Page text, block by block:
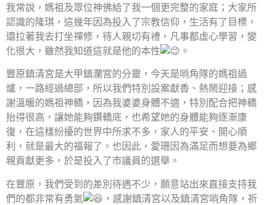
我常說，媽祖及眾位神佛給了我一個更完整的家庭；大家所
認識的隆琪，這幾年因為投入了宗教信仰，生活有了目標，
還拉著我去打坐禪修，待人親切有禮，凡事都虛心學習，變
化很大，雖然我知道這就是他的本性
。
豐原鎮清宮是大甲鎮瀾宮的分靈，今天是哨角隊的媽祖過
爐，一路經過總部，所以我們特別設案獻香、熱鬧迎接；感
謝溫暖的媽祖神轎，因為我婆婆身體不適，特別配合把神轎
抬得很高，讓她能夠鑽轎底，也希望她的身體能夠逐漸康
復，在這樣紛擾的世界中所求不多，家人的平安、開心順
利，就是最大的福報了。也因此，愛珊因為滿足而想要為鄉
親貢獻更多，於是投入了市議員的選舉。
在豐原，我們受到的差別待遇不少，願意站出來直接支持我
們的都非常有勇氣
，感謝鎮清宮以及鎮清宮哨角隊，祈